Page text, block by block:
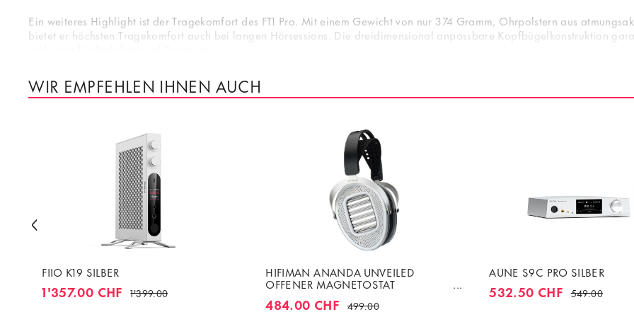
Ein weiteres Highlight ist der Tragekomfort des FT1 Pro. Mit einem Gewicht von nur 374 Gramm, Ohrpolstern aus
bietet er höchsten Tragekomfort auch bei langen Hörsessions. Die dreidimensional anpassbare Kopfbügelkonstruktion
Darüber hinaus überzeugt der FiiO FT1 Pro durch seine Hi-Res Audio-Zertifizierung, die seine herausragende Fähigkeit zur
Konstruktion aus hochwertigen Materialien, innovativer Technologie und edlem Design richtet sich der FT1 Pro an
WIR EMPFEHLEN IHNEN AUCH
FIIO K19 SILBER
1'357.00 CHF 1'399.00
HIFIMAN ANANDA UNVEILED
OFFENER MAGNETOSTAT
KOPFHÖRER 22 OHMS
484.00 CHF 499.00
AUNE S9C PRO SILBER
532.50 CHF 549.00